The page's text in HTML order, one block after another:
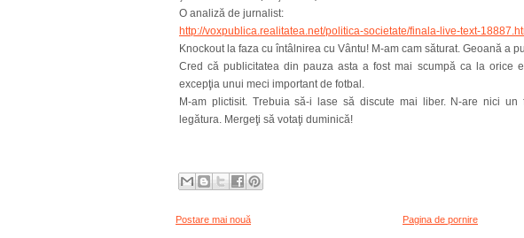
O analiză de jurnalist:
http://voxpublica.realitatea.net/politica-societate/finala-live-text-
Knockout la faza cu întâlnirea cu Vântu! M-am cam săturat. Geoană a
Cred că publicitatea din pauza asta a fost mai scumpă ca la orice
excepţia unui meci important de fotbal.
M-am plictisit. Trebuia să-i lase să discute mai liber. N-are nici un
legătura. Mergeţi să votaţi duminică!
Postare mai nouă Pagina de pornire